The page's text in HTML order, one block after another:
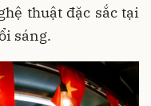
thuật đặc sắc tại
sáng.